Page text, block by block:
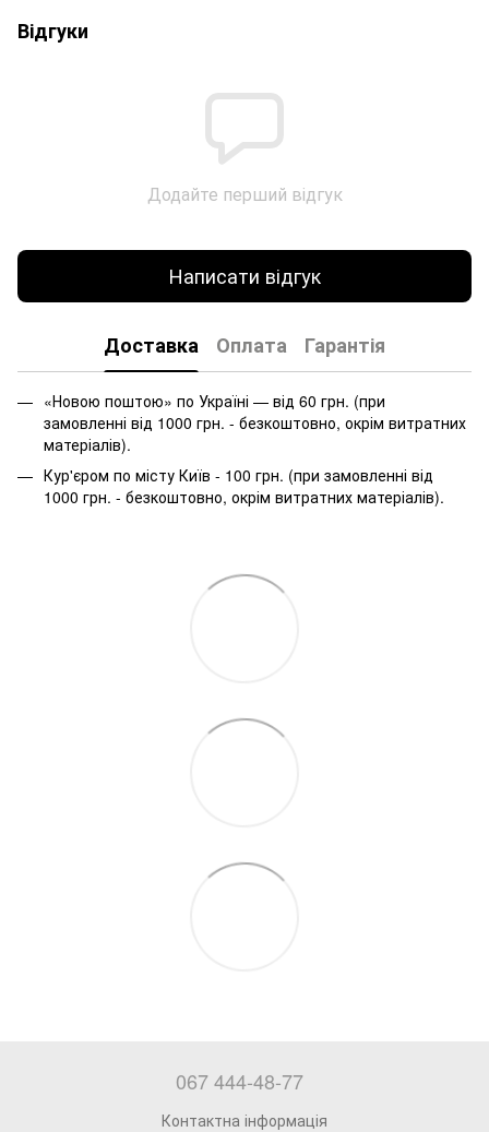
Відгуки
Додайте перший відгук
Написати відгук
Доставка Оплата Гарантія
«Новою поштою» по Україні — від 60 грн. (при
замовленні від 1000 грн. - безкоштовно, окрім витратних
матеріалів).
Кур'єром по місту Київ - 100 грн. (при замовленні від
1000 грн. - безкоштовно, окрім витратних матеріалів).
067 444-48-77
Контактна інформація